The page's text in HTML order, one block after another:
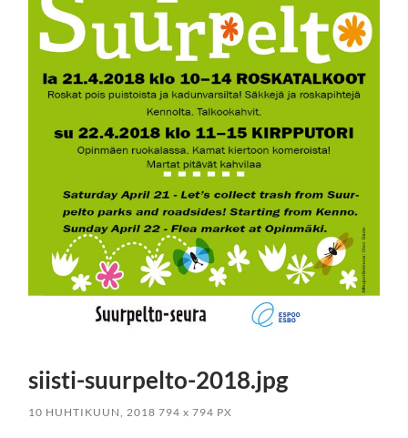
siisti-suurpelto-2018.jpg
10 HUHTIKUUN, 2018 794x 794 PX